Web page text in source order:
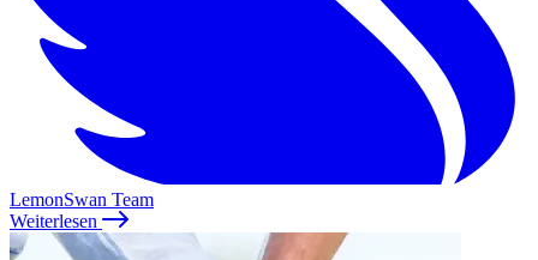
LemonSwan Team
Weiterlesen